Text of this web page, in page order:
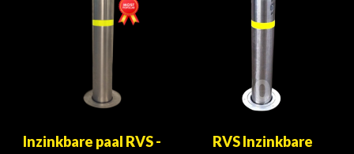
Inzinkbare paal RVS -
RVS Inzinkbare